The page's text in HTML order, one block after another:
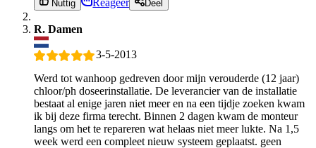
Nuttig Deel
R. Damen
3-5-2013
Werd tot wanhoop gedreven door mijn verouderde (12 jaar)
chloor/ph doseerinstallatie. De leverancier van de installatie
bestaat al enige jaren niet meer en na een tijdje zoeken kwam
ik bij deze firma terecht. Binnen 2 dagen kwam de monteur
langs om het te repareren wat helaas niet meer lukte. Na 1,5
week werd een compleet nieuw systeem geplaatst. geen